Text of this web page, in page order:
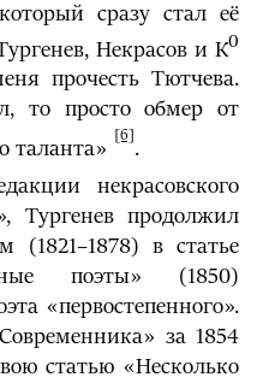
сразу стал её
Некрасов и К0
прочесть Тютчева.
то просто обмер от
таланта»
[6]
.
некрасовского
Тургенев продолжил
(1821–1878) в статье
поэты» (1850)
«первостепенного».
за 1854
статью «Несколько